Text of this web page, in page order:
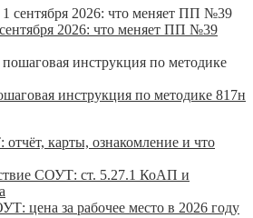
2026: что меняет ПП №39
инструкция по методике 817н
карты, ознакомление и что
СОУТ: ст. 5.27.1 КоАП и
цена за рабочее место в 2026 году